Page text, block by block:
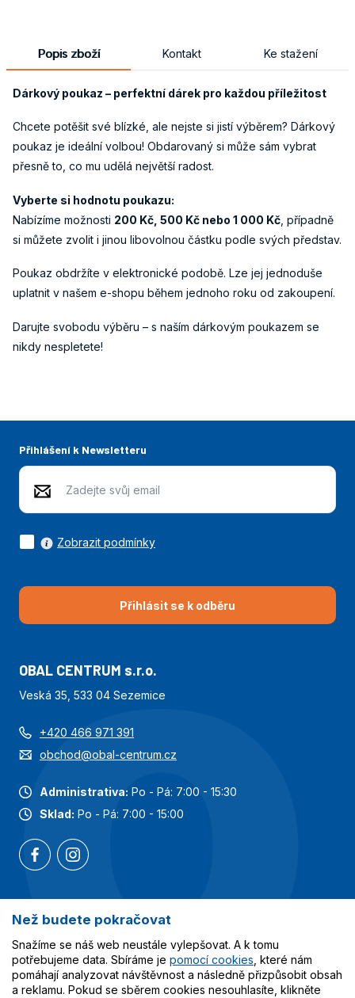
Popis zboží Kontakt Ke stažení
Dárkový poukaz – perfektní dárek pro každou příležitost
Chcete potěšit své blízké, ale nejste si jistí výběrem? Dárkový
poukaz je ideální volbou! Obdarovaný si může sám vybrat
přesně to, co mu udělá největší radost.
Vyberte si hodnotu poukazu:
Nabízíme možnosti 200 Kč, 500 Kč nebo 1 000 Kč , případně
si můžete zvolit i jinou libovolnou částku podle svých představ.
Poukaz obdržíte v elektronické podobě. Lze jej jednoduše
uplatnit v našem e-shopu během jednoho roku od zakoupení.
Darujte svobodu výběru – s naším dárkovým poukazem se
nikdy nespletete!
Přihlášení k Newsletteru
Přihlásit se k odběru
Zobrazit podmínky
OBAL CENTRUM s.r.o.
Veská 35, 533 04 Sezemice
+420 466 971 391
obchod@obal-centrum.cz
Administrativa: Po - Pá: 7:00 - 15:30
Sklad: Po - Pá: 7:00 - 15:00
Nejoblíbenější kategorie
Služby
Než budete pokračovat
Snažíme se náš web neustále vylepšovat. A k tomu
potřebujeme data. Sbíráme je pomocí cookies , které nám
pomáhají analyzovat návštěvnost a následně přizpůsobit obsah
a reklamu. Pokud se sběrem cookies nesouhlasíte, klikněte